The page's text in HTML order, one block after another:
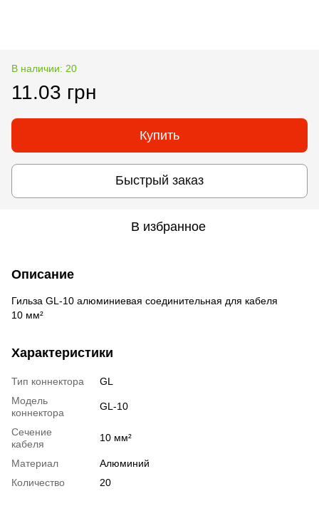
В наличии: 20
11.03 грн
Купить
Быстрый заказ
В избранное
Описание
Гильза GL-10 алюминиевая соединительная для кабеля
10 мм²
Характеристики
Тип коннектора
GL
Модель
коннектора
GL-10
Сечение
кабеля
10 мм²
Материал
Алюминий
Количество
20